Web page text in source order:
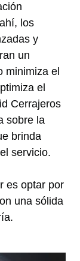
los
y
un
minimiza el
el
Cerrajeros
sobre la
brinda
servicio.
es optar por
una sólida